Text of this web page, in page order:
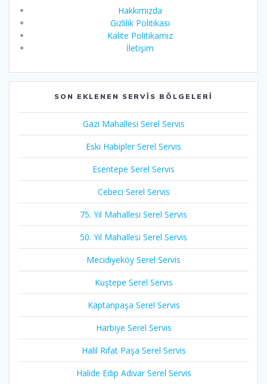
Hakkımızda
Gizlilik Politikası
Kalite Politikamız
İletişim
SON EKLENEN SERVIS BÖLGELERI
Gazi Mahallesi Serel Servis
Eski Habipler Serel Servis
Esentepe Serel Servis
Cebeci Serel Servis
75. Yıl Mahallesi Serel Servis
50. Yıl Mahallesi Serel Servis
Mecidiyeköy Serel Servis
Kuştepe Serel Servis
Kaptanpaşa Serel Servis
Harbiye Serel Servis
Halil Rıfat Paşa Serel Servis
Halide Edip Adıvar Serel Servis